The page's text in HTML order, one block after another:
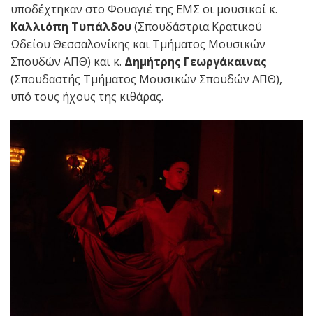
υποδέχτηκαν στο Φουαγιέ της ΕΜΣ οι μουσικοί κ.
Καλλιόπη Τυπάλδου(Σπουδάστρια Κρατικού
Ωδείου Θεσσαλονίκης και Τμήματος Μουσικών
Σπουδών ΑΠΘ) και κ. Δημήτρης Γεωργάκαινας
(Σπουδαστής Τμήματος Μουσικών Σπουδών ΑΠΘ),
υπό τους ήχους της κιθάρας.